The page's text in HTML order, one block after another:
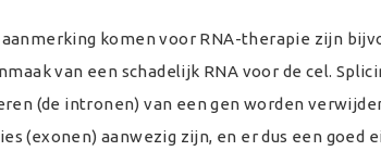
komen voor RNA-therapie zijn
van een schadelijk RNA voor de cel.
(de intronen) van een gen worden
(exonen) aanwezig zijn, en er dus een goed